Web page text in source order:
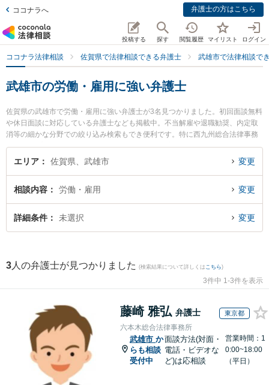
ココナラへ 弁護士の方はこちら
投稿する 探す 閲覧履歴 マイリスト ログイン
ココナラ法律相談 佐賀県で法律相談できる弁護士 武雄市で法律相談で
武雄市の労働・雇用に強い弁護士
佐賀県の武雄市で労働・雇用に強い弁護士が3名見つかりました。初回面談無料
や休日面談に対応している弁護士なども掲載中。不当解雇や退職勧奨、内定取
消等の細かな分野での絞り込み検索もでき便利です。特に西九州総合法律事務
所の行武 謙一弁護士や武雄法律事務所の大和 幸四郎弁護士、弁護士法人桑原法
律事務所の矢野 雄基弁護士のプロフィール情報や弁護士費用、強みなどが注目
されています。『武雄市で土日や夜間に発生した労働・雇用のトラブルを今す
護士を検索したい』『初回相談無料で労働・雇用を法律相談できる武雄市内の
弁護士に相談予約したい』などでお困りの相談者さんにおすすめです。
エリア 佐賀県、武雄市 変更
相談内容 労働・雇用 変更
詳細条件 未選択 変更
3 人の弁護士が見つかりました (検索結果について詳しくは こちら)
3件中 1-3件を表示
藤崎 雅弘 弁護士 東京都
六本木総合法律事務所
武雄市 か
らも相談
受付中
面談方法(対面・
電話・ビデオな
ど)は応相談
営業時間：1
0:00~18:00
（平日）